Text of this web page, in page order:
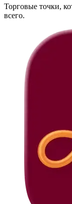
Торговые точки,
всего.